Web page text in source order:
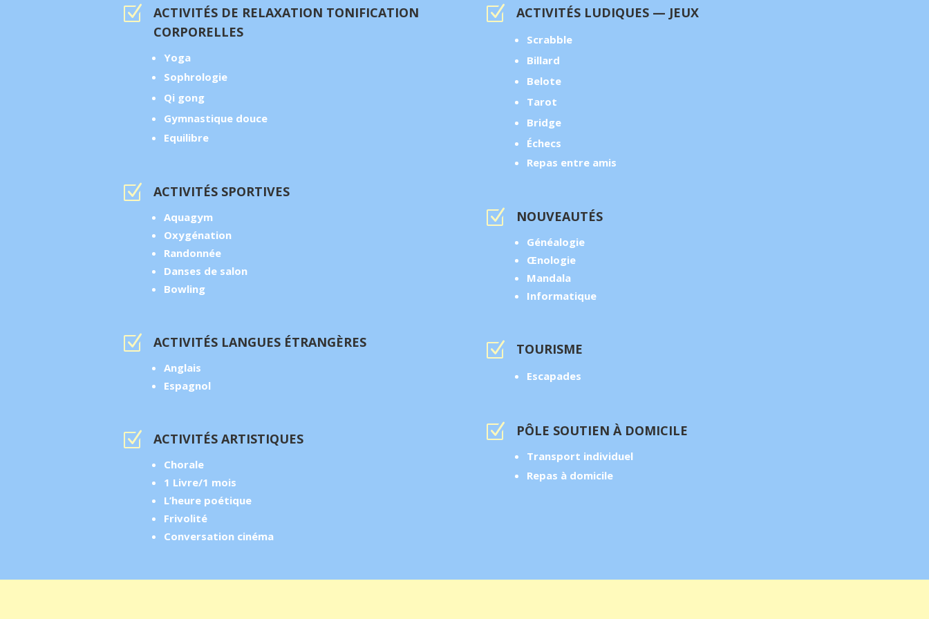
Z
ACTIVITÉS DE RELAXATION TONIFICATION
CORPORELLES
Yoga
Sophrologie
Qi gong
Gymnastique douce
Equilibre
Z ACTIVITÉS SPORTIVES
Aquagym
Oxygénation
Randonnée
Danses de salon
Bowling
Z ACTIVITÉS LANGUES ÉTRANGÈRES
Anglais
Espagnol
Z ACTIVITÉS ARTISTIQUES
Chorale
1 Livre/1 mois
L’heure poétique
Frivolité
Conversation cinéma
Z ACTIVITÉS LUDIQUES — JEUX
Scrabble
Billard
Belote
Tarot
Bridge
Échecs
Repas entre amis
Z NOUVEAUTÉS
Généalogie
Œnologie
Mandala
Informatique
Z TOURISME
Escapades
Z PÔLE SOUTIEN À DOMICILE
Transport individuel
Repas à domicile